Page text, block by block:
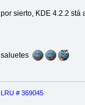
por sierto, KDE 4.2.2 stá
saluetes
LRU # 369045